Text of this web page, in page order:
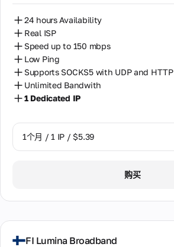
24 hours Availability
Real ISP
Speed up to 150 mbps
Low Ping
Supports SOCKS5 with UDP and HTTP
Unlimited Bandwith
1 Dedicated IP
1个月 / 1 IP / $5.39
购买
FI Lumina Broadband